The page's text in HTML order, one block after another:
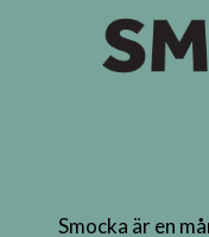
Smocka är en